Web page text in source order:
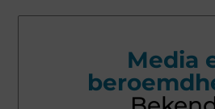
Media